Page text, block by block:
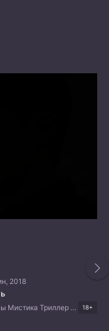
2018
Ужасы Мистика Триллер Корейские дорамы 18+